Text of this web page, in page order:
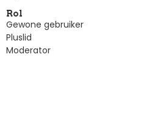
Rol
Gewone gebruiker
Pluslid
Moderator